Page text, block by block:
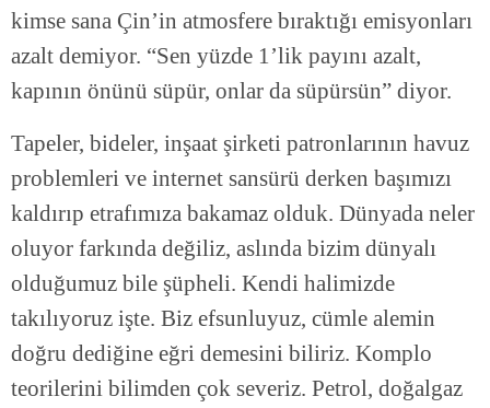
kimse sana Çin’in atmosfere bıraktığı emisyonları
azalt demiyor. “Sen yüzde 1’lik payını azalt,
kapının önünü süpür, onlar da süpürsün” diyor.
Tapeler, bideler, inşaat şirketi patronlarının havuz
problemleri ve internet sansürü derken başımızı
kaldırıp etrafımıza bakamaz olduk. Dünyada neler
oluyor farkında değiliz, aslında bizim dünyalı
olduğumuz bile şüpheli. Kendi halimizde
takılıyoruz işte. Biz efsunluyuz, cümle alemin
doğru dediğine eğri demesini biliriz. Komplo
teorilerini bilimden çok severiz. Petrol, doğalgaz